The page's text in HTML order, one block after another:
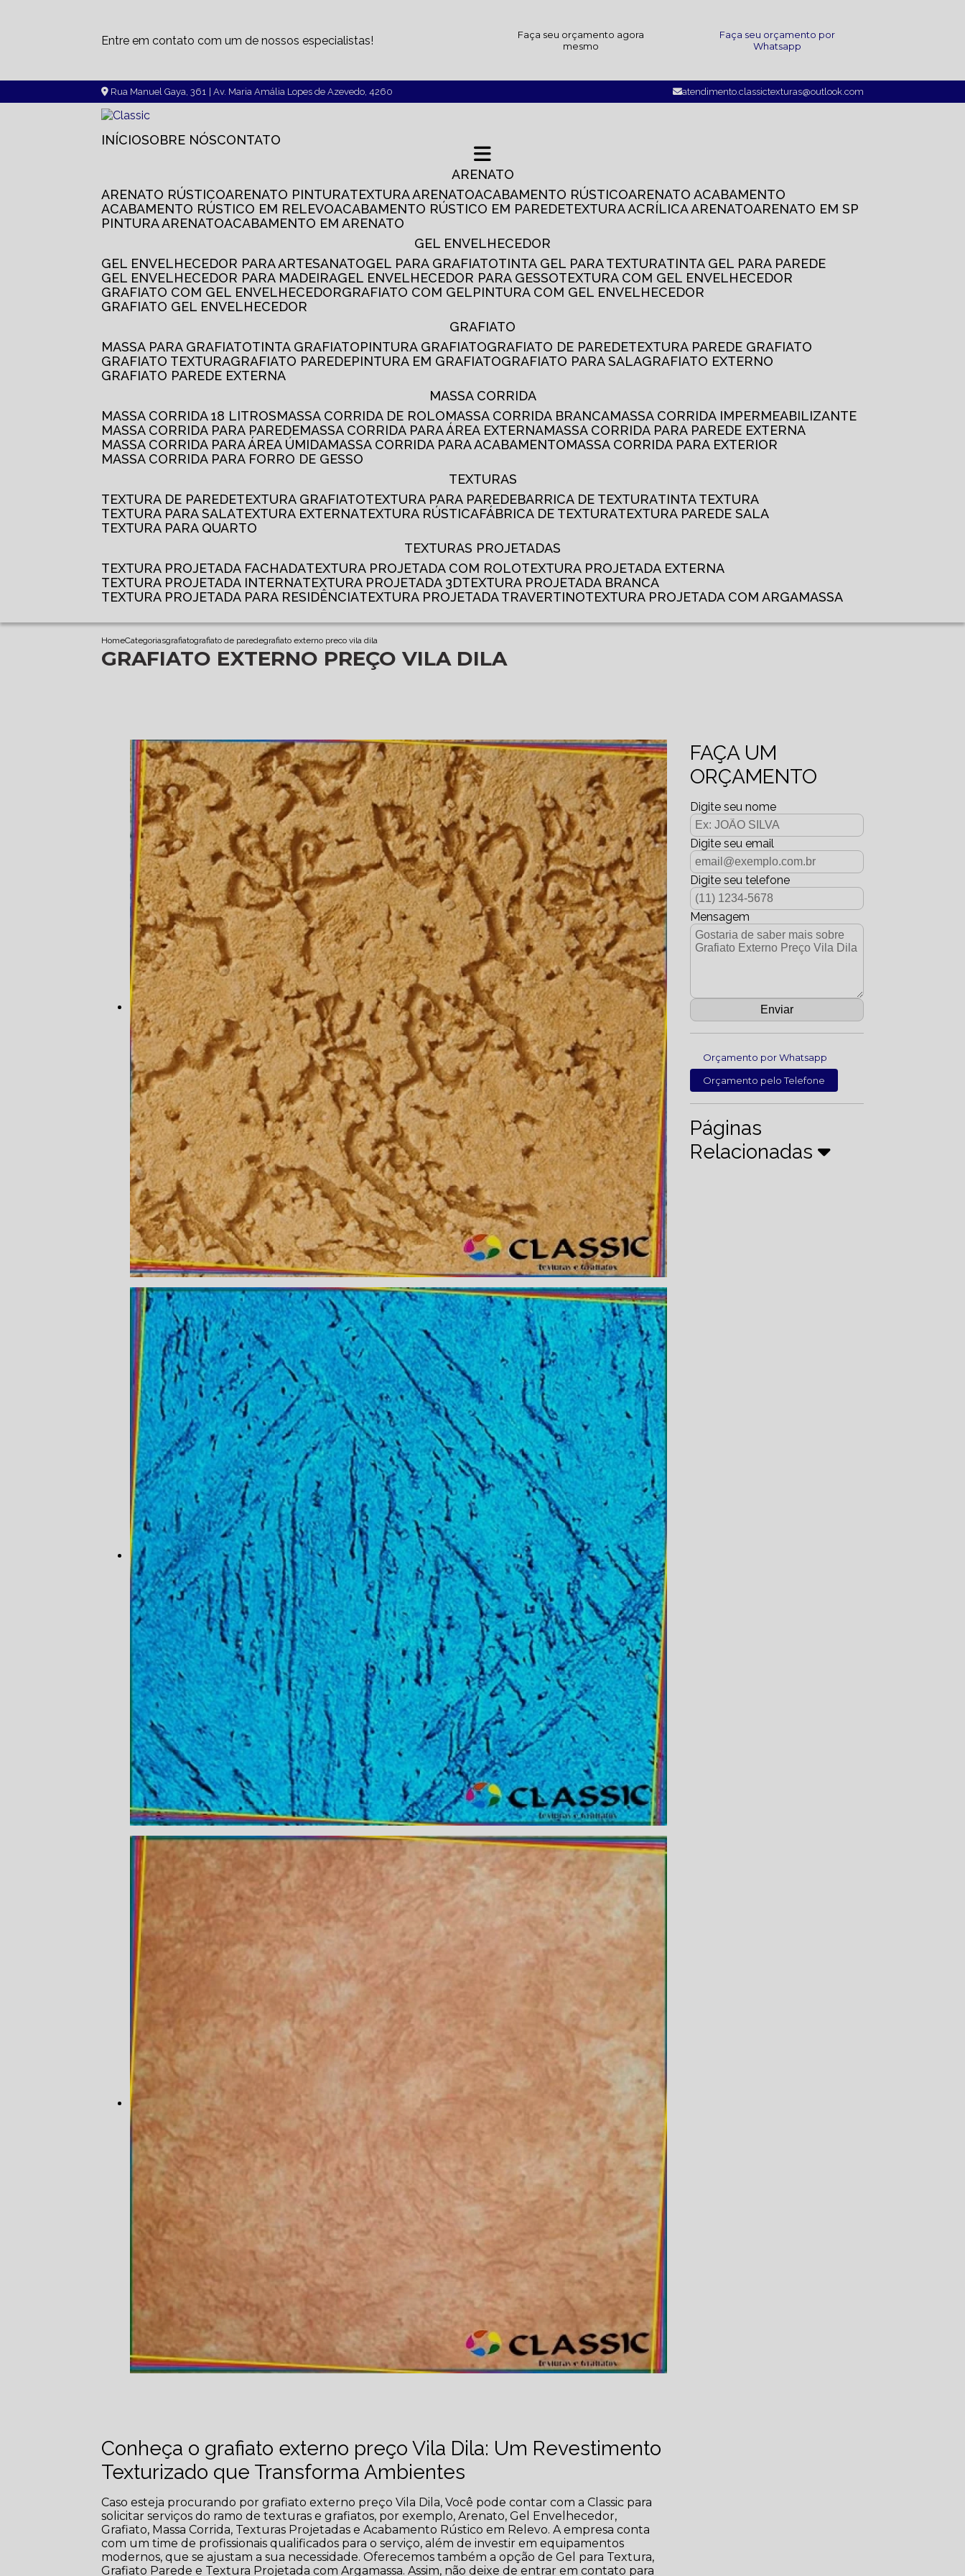
Entre em contato com um de nossos especialistas!
Faça seu orçamento agora
mesmo
Faça seu orçamento por
Whatsapp
Rua Manuel Gaya, 361 | Av. Maria Amália Lopes de Azevedo, 4260 atendimento.classictexturas@outlook.com
INÍCIO SOBRE NÓS CONTATO
ARENATO
ARENATO RÚSTICO
ARENATO PINTURA TEXTURA ARENATO ACABAMENTO RÚSTICO
ARENATO ACABAMENTO
ACABAMENTO RÚSTICO EM RELEVO
ACABAMENTO RÚSTICO EM PAREDE TEXTURA ACRÍLICA ARENATO
ARENATO EM SP
PINTURA ARENATO
ACABAMENTO EM ARENATO
GEL ENVELHECEDOR
GEL ENVELHECEDOR PARA ARTESANATO
GEL PARA GRAFIATO TINTA GEL PARA TEXTURA
TINTA GEL PARA PAREDE
GEL ENVELHECEDOR PARA MADEIRA
GEL ENVELHECEDOR PARA GESSO
TEXTURA COM GEL ENVELHECEDOR
GRAFIATO COM GEL ENVELHECEDOR
GRAFIATO COM GEL
PINTURA COM GEL ENVELHECEDOR
GRAFIATO GEL ENVELHECEDOR
GRAFIATO
MASSA PARA GRAFIATO
TINTA GRAFIATO PINTURA GRAFIATO GRAFIATO DE PAREDE
TEXTURA PAREDE GRAFIATO
GRAFIATO TEXTURA
GRAFIATO PAREDE PINTURA EM GRAFIATO GRAFIATO PARA SALA
GRAFIATO EXTERNO
GRAFIATO PAREDE EXTERNA
MASSA CORRIDA
MASSA CORRIDA 18 LITROS
MASSA CORRIDA DE ROLO MASSA CORRIDA BRANCA
MASSA CORRIDA IMPERMEABILIZANTE
MASSA CORRIDA PARA PAREDE
MASSA CORRIDA PARA ÁREA EXTERNA
MASSA CORRIDA PARA PAREDE EXTERNA
MASSA CORRIDA PARA ÁREA ÚMIDA
MASSA CORRIDA PARA ACABAMENTO
MASSA CORRIDA PARA EXTERIOR
MASSA CORRIDA PARA FORRO DE GESSO
TEXTURAS
TEXTURA DE PAREDE
TEXTURA GRAFIATO TEXTURA PARA PAREDE BARRICA DE TEXTURA
TINTA TEXTURA
TEXTURA PARA SALA
TEXTURA EXTERNA TEXTURA RÚSTICA FÁBRICA DE TEXTURA
TEXTURA PAREDE SALA
TEXTURA PARA QUARTO
TEXTURAS PROJETADAS
TEXTURA PROJETADA FACHADA
TEXTURA PROJETADA COM ROLO
TEXTURA PROJETADA EXTERNA
TEXTURA PROJETADA INTERNA
TEXTURA PROJETADA 3D
TEXTURA PROJETADA BRANCA
TEXTURA PROJETADA PARA RESIDÊNCIA
TEXTURA PROJETADA TRAVERTINO TEXTURA PROJETADA COM ARGAMASSA
HomeCategoriasgrafiatografiato de paredegrafiato externo preco vila dila
GRAFIATO EXTERNO PREÇO VILA DILA
Conheça o grafiato externo preço Vila Dila: Um Revestimento
Texturizado que Transforma Ambientes
Caso esteja procurando por grafiato externo preço Vila Dila, Você pode contar com a Classic para
solicitar serviços do ramo de texturas e grafiatos, por exemplo, Arenato, Gel Envelhecedor,
Grafiato, Massa Corrida, Texturas Projetadas e Acabamento Rústico em Relevo. A empresa conta
com um time de profissionais qualificados para o serviço, além de investir em equipamentos
modernos, que se ajustam a sua necessidade. Oferecemos também a opção de Gel para Textura,
Grafiato Parede e Textura Projetada com Argamassa. Assim, não deixe de entrar em contato para
FAÇA UM
ORÇAMENTO
Digite seu nome
Digite seu email
Digite seu telefone
Mensagem
Orçamento por Whatsapp
Orçamento pelo Telefone
Páginas
Relacionadas